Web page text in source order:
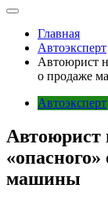
Главная
Автоэксперт
Автоюрист
о продаже
Автоэксперт
Автоюрист
машины